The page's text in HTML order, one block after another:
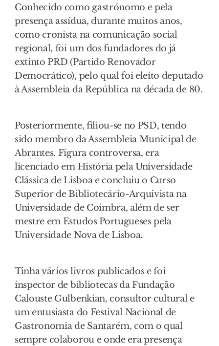
Conhecido como gastrónomo e pela
presença assídua, durante muitos anos,
como cronista na comunicação social
regional, foi um dos fundadores do já
extinto PRD (Partido Renovador
Democrático), pelo qual foi eleito deputado
à Assembleia da República na década de 80.
Posteriormente, filiou-se no PSD, tendo
sido membro da Assembleia Municipal de
Abrantes. Figura controversa, era
licenciado em História pela Universidade
Clássica de Lisboa e concluiu o Curso
Superior de Bibliotecário-Arquivista na
Universidade de Coimbra, além de ser
mestre em Estudos Portugueses pela
Universidade Nova de Lisboa.
Tinha vários livros publicados e foi
inspector de bibliotecas da Fundação
Calouste Gulbenkian, consultor cultural e
um entusiasta do Festival Nacional de
Gastronomia de Santarém, com o qual
sempre colaborou e onde era presença